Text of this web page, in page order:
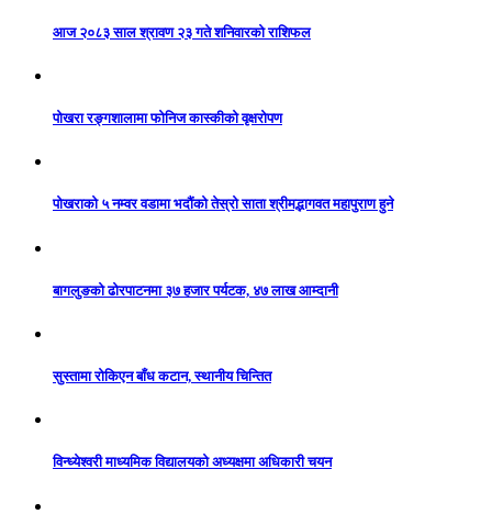
आज २०८३ साल श्रावण २३ गते शनिवारको राशिफल
पोखरा रङ्गशालामा फोनिज कास्कीको वृक्षरोपण
पोखराको ५ नम्वर वडामा भदौंको तेस्रो साता श्रीमद्भागवत महापुराण हुने
बागलुङको ढोरपाटनमा ३७ हजार पर्यटक, ४७ लाख आम्दानी
सुस्तामा रोकिएन बाँध कटान, स्थानीय चिन्तित
विन्ध्येश्वरी माध्यमिक विद्यालयको अध्यक्षमा अधिकारी चयन